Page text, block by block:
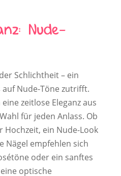
Nude-
Schlichtheit – ein
Nude-Töne zutrifft.
zeitlose Eleganz aus
für jeden Anlass. Ob
Hochzeit, ein Nude-Look
Nägel empfehlen sich
oder ein sanftes
optische